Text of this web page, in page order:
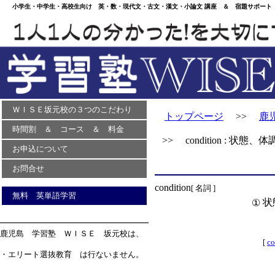
小学生・中学生・高校生向け 英・数・現代文・古文・漢文・小論文 講座 ＆ 宿題サポー
ＷＩＳＥ坂元校の３つのこだわり
時間割 ＆ コース ＆ 料金
お申込について
お問合せ
無料 英単語学習
鹿児島 学習塾 ＷＩＳＥ 坂元校は、
・エリート選抜教育 は行ないません。
トップページ >> 鹿
>> condition : 状態、体
condition[ 名詞 ]
① 状
[